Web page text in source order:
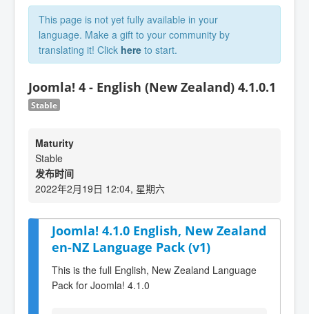
This page is not yet fully available in your
language. Make a gift to your community by
translating it! Click here to start.
Joomla! 4 - English (New Zealand) 4.1.0.1
Stable
Maturity
Stable
发布时间
2022年2月19日 12:04, 星期六
Joomla! 4.1.0 English, New Zealand
en-NZ Language Pack (v1)
This is the full English, New Zealand Language
Pack for Joomla! 4.1.0